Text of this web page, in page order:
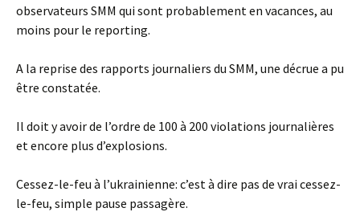
observateurs SMM qui sont probablement en vacances, au
moins pour le reporting.
A la reprise des rapports journaliers du SMM, une décrue a pu
être constatée.
Il doit y avoir de l’ordre de 100 à 200 violations journalières
et encore plus d’explosions.
Cessez-le-feu à l’ukrainienne: c’est à dire pas de vrai cessez-
le-feu, simple pause passagère.